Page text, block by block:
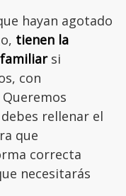
hayan agotado
tienen la
si
con
rellenar el
que
correcta
necesitarás